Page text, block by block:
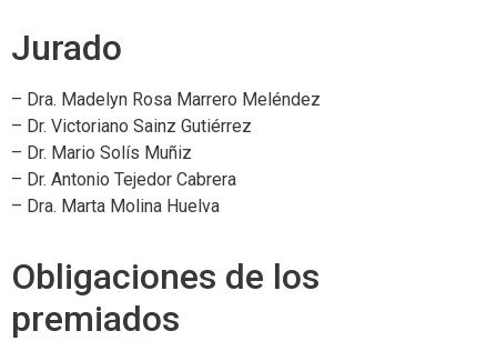
Jurado
– Dra. Madelyn Rosa Marrero Meléndez
– Dr. Victoriano Sainz Gutiérrez
– Dr. Mario Solís Muñiz
– Dr. Antonio Tejedor Cabrera
– Dra. Marta Molina Huelva
Obligaciones de los
premiados